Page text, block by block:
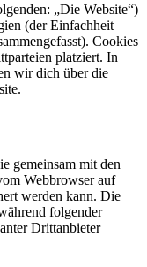
„Die Website“)
(der Einfachheit
Cookies
platziert. In
wir dich über die
gemeinsam mit den
Webbrowser auf
werden kann. Die
folgender
Drittanbieter